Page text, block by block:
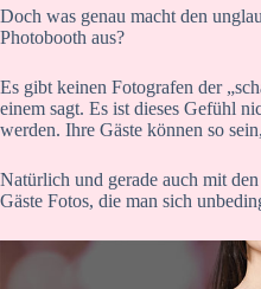
Doch was genau macht den
Photobooth aus?
Es gibt keinen Fotografen der
einem sagt. Es ist dieses Gefühl
werden. Ihre Gäste können so
Natürlich und gerade auch mit
Gäste Fotos, die man sich